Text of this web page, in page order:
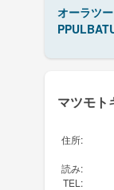
オーラツ
マツモト
住所:
読み:
TEL :